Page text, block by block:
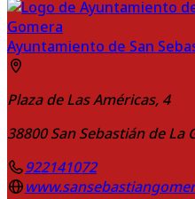
Ayuntamiento de San
Plaza de Las Américas, 4
38800 San Sebastián de La
922141072